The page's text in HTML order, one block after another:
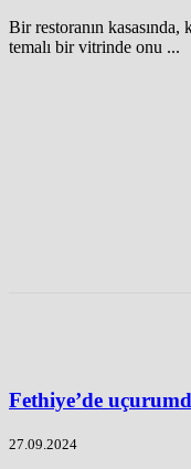
Bir restoranın
temalı bir vitrinde onu ...
Fethiye’de
27.09.2024